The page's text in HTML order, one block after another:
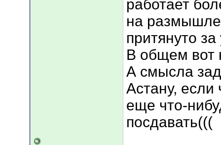
работает
на
притянуто
В общем вот
А смысла
Астану, если
еще что-
посдавать(((